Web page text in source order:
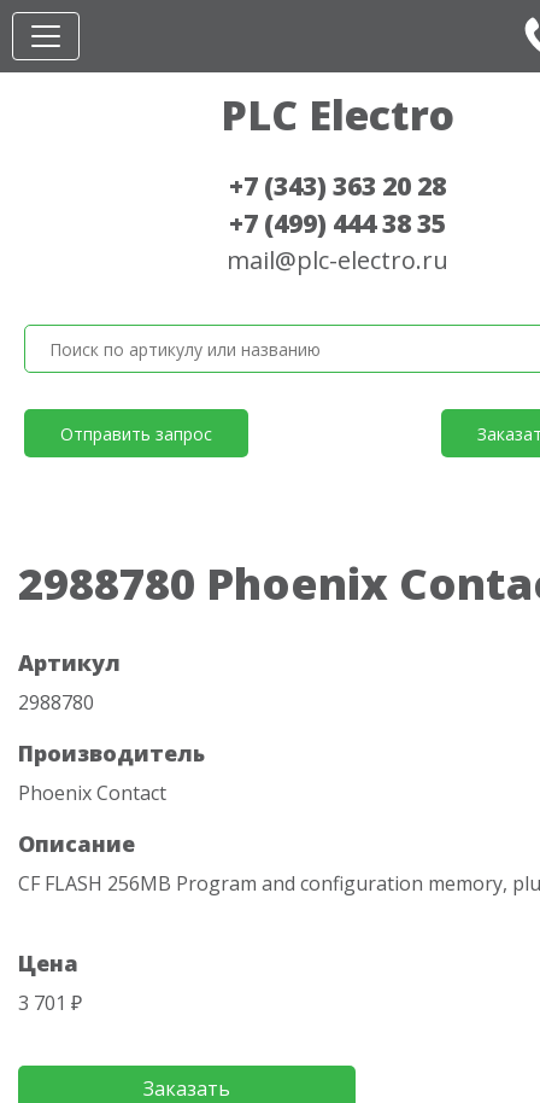
PLC Electro
+7 (343) 363 20 28
+7 (499) 444 38 35
mail@plc-electro.ru
Отправить запрос
2988780 Phoenix
Артикул
2988780
Производитель
Phoenix Contact
Описание
CF FLASH 256MB Program and configuration memory,
Цена
3 701 ₽
Заказать